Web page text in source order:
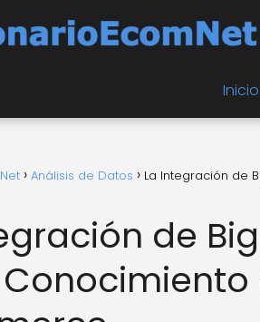
Inicio
Análisis de Datos
La Integración de
de